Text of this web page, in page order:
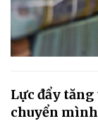
Lực đẩy
chuyển mình